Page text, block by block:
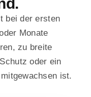
bei der ersten
Monate
zu breite
oder ein
ist.